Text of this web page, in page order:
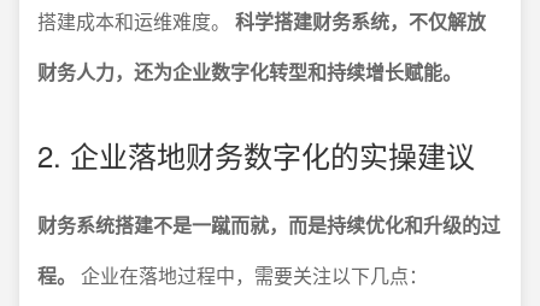
搭建成本和运维难度。 科学搭建财务系统，不仅解放
财务人力，还为企业数字化转型和持续增长赋能。
2. 企业落地财务数字化的实操建议
财务系统搭建不是一蹴而就，而是持续优化和升级的过
程。
企业在落地过程中，需要关注以下几点：